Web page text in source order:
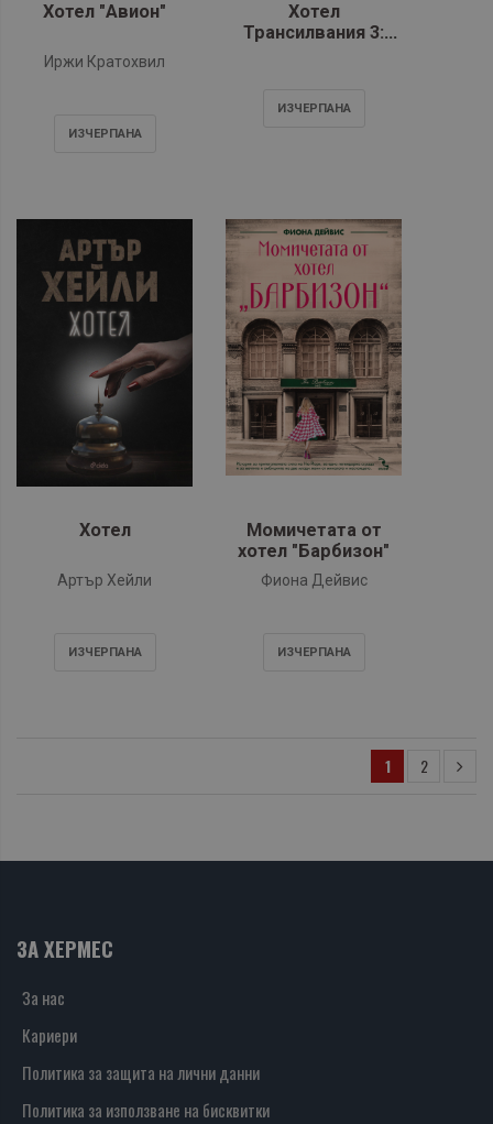
Хотел "Авион"
Иржи Кратохвил
ИЗЧЕРПАНA
Хотел
Трансилвания 3:
ИЗЧЕРПАНA
Хотел
Артър Хейли
ИЗЧЕРПАНA
Момичетата от
хотел "Барбизон"
Фиона Дейвис
ИЗЧЕРПАНA
1 2
ЗА ХЕРМЕС
За нас
Кариери
Политика за защита на лични данни
Политика за използване на бисквитки